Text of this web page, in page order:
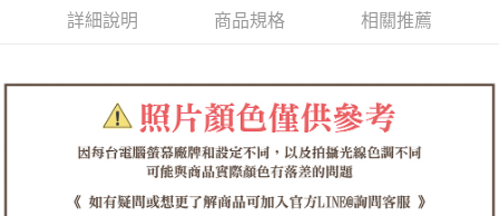
結帳頁面，進行簡訊認證並確認金額後，即可完成結帳。
ATM／網路銀行／等多元方式進行付款，方視為交易完成。
※ 請注意：結帳手續完成當下不需立刻繳費，但若您需要取消訂單，請聯絡
購買商品的店家。未經商家同意取消之訂單仍視為有效，需透過AFTEE先享
後付繳納相關費用。
※ 交易是否成功請以「AFTEE先享後付 」之結帳頁面顯示為準，若有關於
客戶支援中心」https://netprotections.freshdesk.com/support/home
付款後全家取貨
每筆NT$60，滿NT$1,380(含以上)免運費
每筆NT$60，滿NT$1,380(含以上)免運費
詳細說明 商品規格 相關推薦